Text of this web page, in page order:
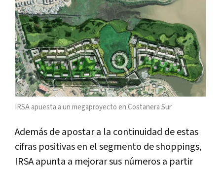
IRSA apuesta a un megaproyecto en Costanera Sur
Además de apostar a la continuidad de estas
cifras positivas en el segmento de shoppings,
IRSA apunta a mejorar sus números a partir